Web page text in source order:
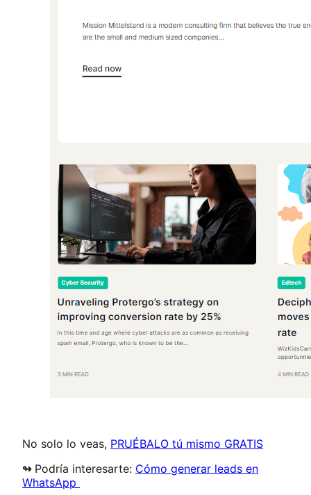
No solo lo veas, PRUÉBALO tú mismo GRATIS
↬Podría interesarte: Cómo generar leads en
WhatsApp